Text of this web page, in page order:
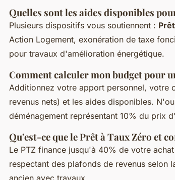
Quelles sont les aides disponibles
Plusieurs dispositifs vous soutiennent :
Action Logement, exonération de taxe
pour travaux d'amélioration énergétique.
Comment calculer mon budget pour
Additionnez votre apport personnel, votre
revenus nets) et les aides disponibles.
déménagement représentant 10% du prix
Qu'est-ce que le Prêt à Taux Zéro et
Le PTZ finance jusqu'à 40% de votre
respectant des plafonds de revenus selon